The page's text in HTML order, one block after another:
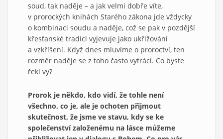
soud, tak naděje – a jak velmi dobře víte,
v prorockých knihách Starého zákona jde vždycky
o kombinaci soudu a naděje, což se pak v pozdější
křesťanské tradici vyjevuje jako ukřižování
a vzkříšení. Když dnes mluvíme o proroctví, ten
rozměr naděje se z toho často vytrácí. Co byste
řekl vy?
Prorok je někdo, kdo vidí, že tohle není
všechno, co je, ale je ochoten přijmout
skutečnost, že jsme ve stavu, kdy se ke
společenství založenému na lásce můžeme